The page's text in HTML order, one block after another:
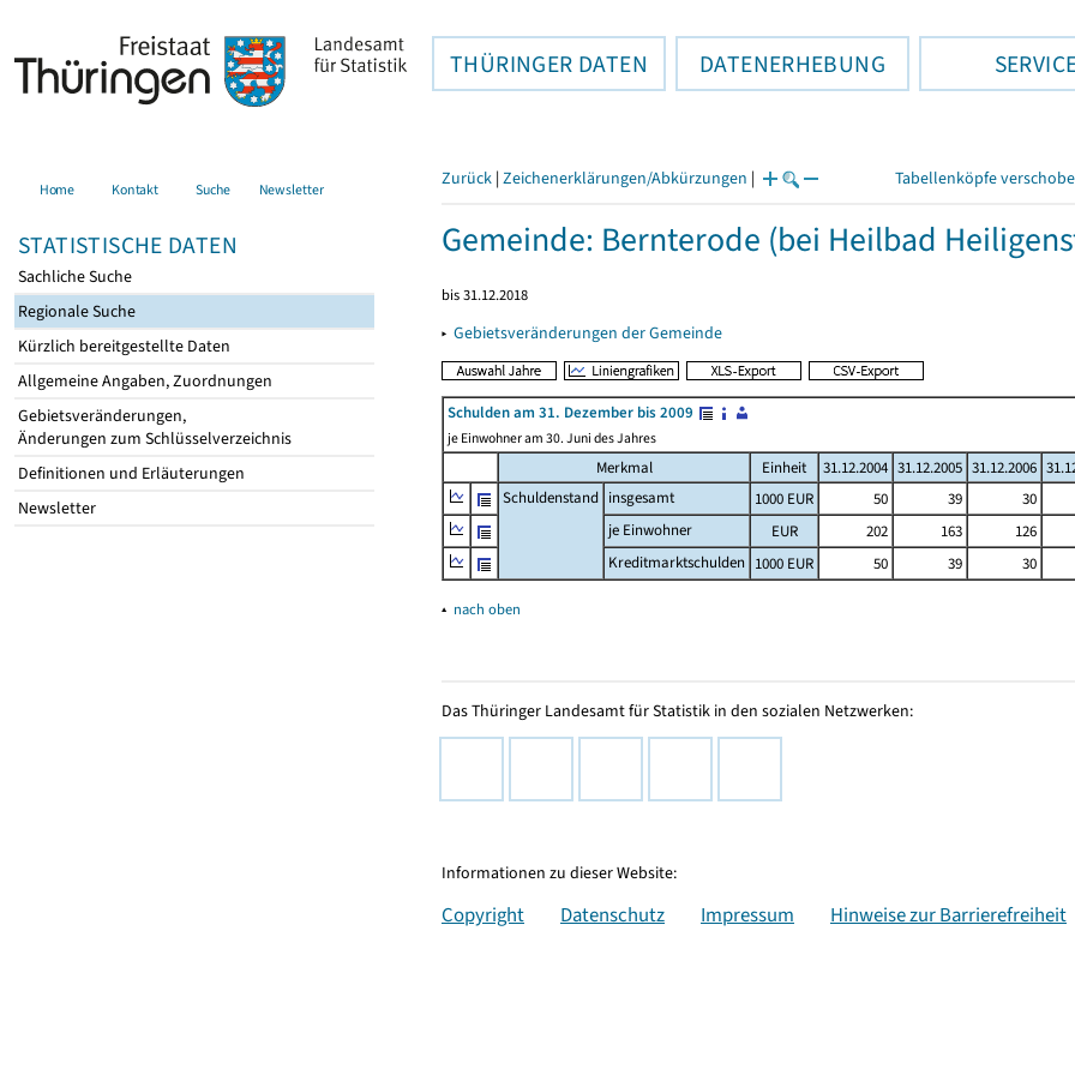
THÜRINGER DATEN DATENERHEBUNG
Home Kontakt Suche Newsletter
STATISTISCHE DATEN
Sachliche Suche
Regionale Suche
Kürzlich bereitgestellte Daten
Allgemeine Angaben, Zuordnungen
Gebietsveränderungen,
Änderungen zum Schlüsselverzeichnis
Definitionen und Erläuterungen
Newsletter
Zurück | Zeichenerklärungen/Abkürzungen | Tabellenköpfe
Gemeinde: Bernterode (bei Heilbad
bis 31.12.2018
▸ Gebietsveränderungen der Gemeinde
Schulden am 31. Dezember bis 2009
je Einwohner am 30. Juni des Jahres
Merkmal Einheit 31.12.2004 31.12.2005 31.12.2006
Schuldenstand insgesamt 1000 EUR 50 39 30
je Einwohner
EUR 202 163 126
Kreditmarktschulden 1000 EUR 50 39 30
▴ nach oben
Das Thüringer Landesamt für Statistik in den sozialen Netzwerken:
Informationen zu dieser Website:
Copyright Datenschutz Impressum Hinweise zur Barrierefreiheit